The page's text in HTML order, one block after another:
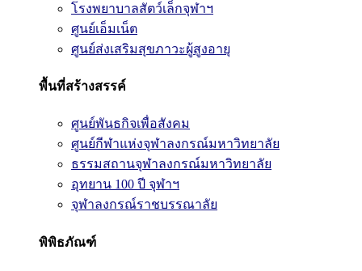
โรงพยาบาลสัตว์เล็กจุฬาฯ
ศูนย์เอ็มเน็ต
ศูนย์ส่งเสริมสุขภาวะผู้สูงอายุ
พื้นที่สร้างสรรค์
ศูนย์พันธกิจเพื่อสังคม
ศูนย์กีฬาแห่งจุฬาลงกรณ์มหาวิทยาลัย
ธรรมสถานจุฬาลงกรณ์มหาวิทยาลัย
อุทยาน 100 ปี จุฬาฯ
จุฬาลงกรณ์ราชบรรณาลัย
พิพิธภัณฑ์